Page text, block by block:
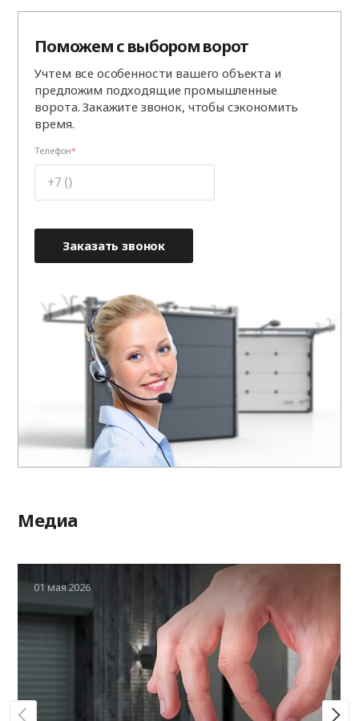
Поможем с выбором ворот
Учтем все особенности вашего объекта и
предложим подходящие промышленные
ворота. Закажите звонок, чтобы сэкономить
время.
Телефон
Заказать звонок
Медиа
01 мая 2026